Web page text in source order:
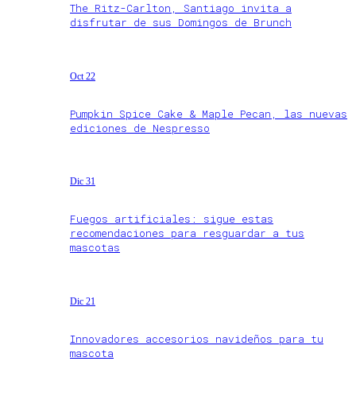
The Ritz-Carlton, Santiago invita a
disfrutar de sus Domingos de Brunch
Oct 22
Pumpkin Spice Cake & Maple Pecan, las nuevas
ediciones de Nespresso
Dic 31
Fuegos artificiales: sigue estas
recomendaciones para resguardar a tus
mascotas
Dic 21
Innovadores accesorios navideños para tu
mascota